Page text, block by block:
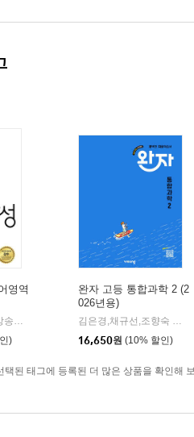
영역
사
)
완자 고등 통합과학 2 (2
026년용)
김은경,채규선,조향숙 등저
16,650원 (10% 할인)
택된 태그에 등록된 더 많은 상품을 확인해